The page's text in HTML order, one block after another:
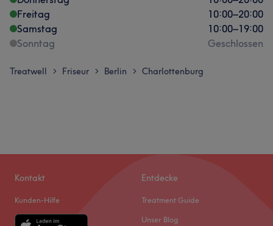
Freitag
10:00–20:00
Samstag
10:00–19:00
Sonntag
Geschlossen
Treatwell > Friseur > Berlin > Charlottenburg
Kontakt
Kunden-Hilfe
Entdecke
Treatment Guide
Unser Blog